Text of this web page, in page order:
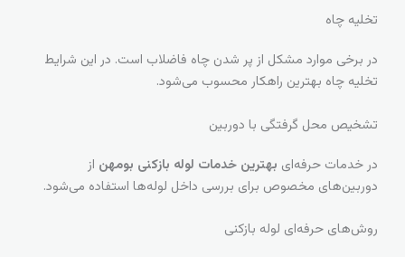
تخلیه چاه
در برخی موارد مشکل از پر شدن چاه فاضلاب است. در این شرایط
تخلیه چاه بهترین راهکار محسوب می‌شود.
تشخیص محل گرفتگی با دوربین
در خدمات حرفه‌ای بهترین خدمات لوله بازکنی بومهن از
دوربین‌های مخصوص برای بررسی داخل لوله‌ها استفاده می‌شود.
روش‌های حرفه‌ای لوله بازکنی